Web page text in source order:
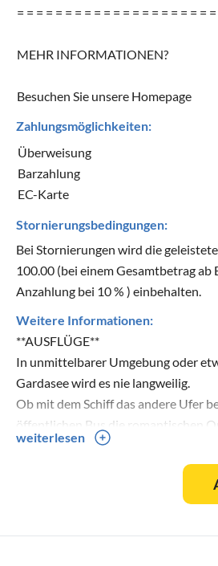
= = = = = = = = = = = = = = = = = = = =
MEHR INFORMATIONEN?
Besuchen Sie unsere Homepage
Zahlungsmöglichkeiten:
Überweisung
Barzahlung
EC-Karte
Stornierungsbedingungen:
Bei Stornierungen wird die
100.00 (bei einem Gesamtbetrag ab
Anzahlung bei 10 % ) einbehalten.
Weitere Informationen:
**AUSFLÜGE**
In unmittelbarer Umgebung oder
Gardasee wird es nie langweilig.
Ob mit dem Schiff das andere Ufer
öffentlichen Bus die romantischen
Küste entdecken oder mit dem
sehenswerte Hinterland fahren
Landschaft und Vegetation
es unendlich viele
weiterlesen